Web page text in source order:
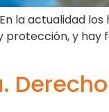
la actualidad
y hay